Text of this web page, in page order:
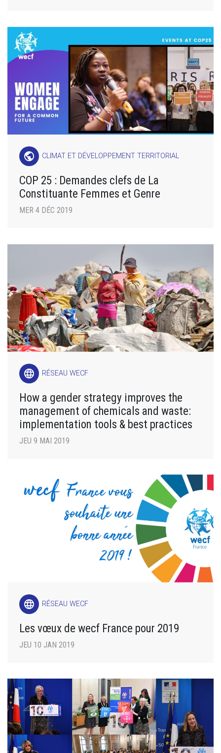
public CLIMAT ET DÉVELOPPEMENT TERRITORIAL
COP 25 : Demandes clefs de La
Constituante Femmes et Genre
MER 4 DÉC 2019
language RÉSEAU WECF
How a gender strategy improves the
management of chemicals and waste:
implementation tools & best practices
JEU 9 MAI 2019
language RÉSEAU WECF
Les vœux de wecf France pour 2019
JEU 10 JAN 2019